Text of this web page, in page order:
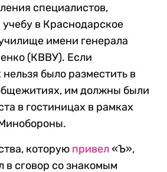
специалистов,
в Краснодарское
имени генерала
(КВВУ). Если
было разместить в
им должны были
в гостиницах в рамках
которую привел «Ъ»,
в сговор со знакомым